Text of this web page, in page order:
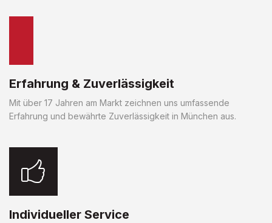
Erfahrung & Zuverlässigkeit
Mit über 17 Jahren am Markt zeichnen uns umfassende
Erfahrung und bewährte Zuverlässigkeit in München aus.
Individueller Service